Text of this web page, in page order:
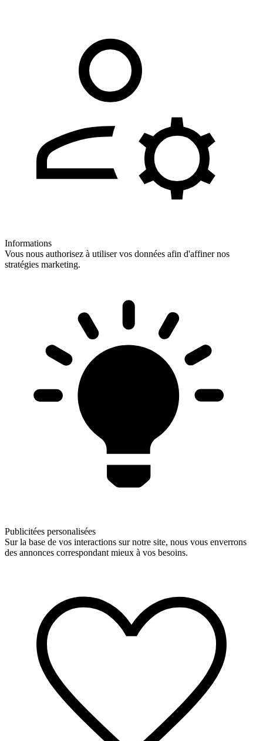
Informations
Vous nous authorisez à utiliser vos données afin d'affiner nos
stratégies marketing.
Publicitées personalisées
Sur la base de vos interactions sur notre site, nous vous enverrons
des annonces correspondant mieux à vos besoins.